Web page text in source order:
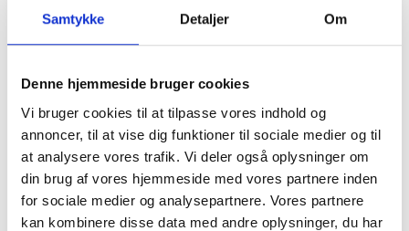
Samtykke Detaljer Om
Denne hjemmeside bruger cookies
Vi bruger cookies til at tilpasse vores indhold og
annoncer, til at vise dig funktioner til sociale medier og til
at analysere vores trafik. Vi deler også oplysninger om
din brug af vores hjemmeside med vores partnere inden
for sociale medier og analysepartnere. Vores partnere
kan kombinere disse data med andre oplysninger, du har
motivation til at søge valg og deres visioner for den
formand finder sted på det ordinære
repræsentantskabsmøde onsdag d. 8. juni 2022.
Venlig hilsen
Vinie Hansen (næstformand for BL og formand for
Forberedelsesudvalget)